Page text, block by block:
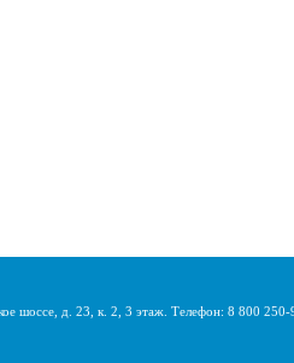
шоссе, д. 23, к. 2, 3 этаж. Телефон: 8 800